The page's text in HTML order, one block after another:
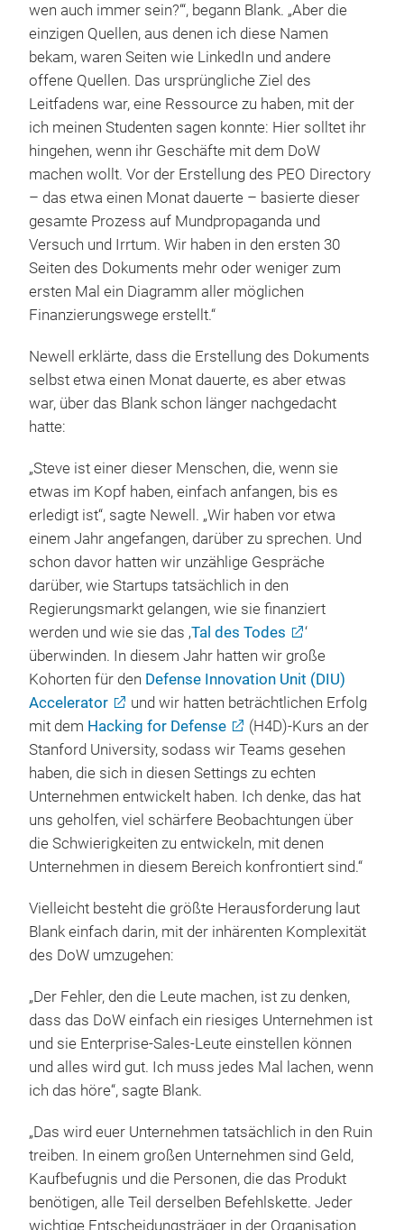
wen auch immer sein?‘“, begann Blank. „Aber die
einzigen Quellen, aus denen ich diese Namen
bekam, waren Seiten wie LinkedIn und andere
offene Quellen. Das ursprüngliche Ziel des
Leitfadens war, eine Ressource zu haben, mit der
ich meinen Studenten sagen konnte: Hier solltet ihr
hingehen, wenn ihr Geschäfte mit dem DoW
machen wollt. Vor der Erstellung des PEO Directory
– das etwa einen Monat dauerte – basierte dieser
gesamte Prozess auf Mundpropaganda und
Versuch und Irrtum. Wir haben in den ersten 30
Seiten des Dokuments mehr oder weniger zum
ersten Mal ein Diagramm aller möglichen
Finanzierungswege erstellt.“
Newell erklärte, dass die Erstellung des Dokuments
selbst etwa einen Monat dauerte, es aber etwas
war, über das Blank schon länger nachgedacht
hatte:
„Steve ist einer dieser Menschen, die, wenn sie
etwas im Kopf haben, einfach anfangen, bis es
erledigt ist“, sagte Newell. „Wir haben vor etwa
einem Jahr angefangen, darüber zu sprechen. Und
schon davor hatten wir unzählige Gespräche
darüber, wie Startups tatsächlich in den
Regierungsmarkt gelangen, wie sie finanziert
werden und wie sie das ‚Tal des Todes
‘
überwinden. In diesem Jahr hatten wir große
Kohorten für den Defense Innovation Unit (DIU)
Accelerator
und wir hatten beträchtlichen Erfolg
mit dem Hacking for Defense
(H4D)-Kurs an der
Stanford University, sodass wir Teams gesehen
haben, die sich in diesen Settings zu echten
Unternehmen entwickelt haben. Ich denke, das hat
uns geholfen, viel schärfere Beobachtungen über
die Schwierigkeiten zu entwickeln, mit denen
Unternehmen in diesem Bereich konfrontiert sind.“
Vielleicht besteht die größte Herausforderung laut
Blank einfach darin, mit der inhärenten Komplexität
des DoW umzugehen:
„Der Fehler, den die Leute machen, ist zu denken,
dass das DoW einfach ein riesiges Unternehmen ist
und sie Enterprise-Sales-Leute einstellen können
und alles wird gut. Ich muss jedes Mal lachen, wenn
ich das höre“, sagte Blank.
„Das wird euer Unternehmen tatsächlich in den Ruin
treiben. In einem großen Unternehmen sind Geld,
Kaufbefugnis und die Personen, die das Produkt
benötigen, alle Teil derselben Befehlskette. Jeder
wichtige Entscheidungsträger in der Organisation